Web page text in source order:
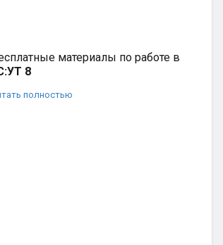
материалы по работе в
8
полностью